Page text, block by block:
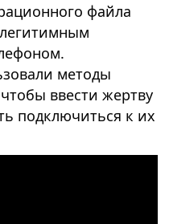
файла
легитимным
методы
ввести жертву
подключиться к их